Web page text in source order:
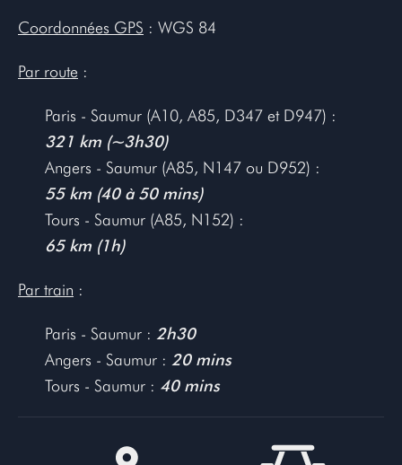
Coordonnées GPS : WGS 84
Par route :
Paris - Saumur (A10, A85, D347 et D947) :
321 km (~3h30)
Angers - Saumur (A85, N147 ou D952) :
55 km (40 à 50 mins)
Tours - Saumur (A85, N152) :
65 km (1h)
Par train :
Paris - Saumur : 2h30
Angers - Saumur : 20 mins
Tours - Saumur : 40 mins